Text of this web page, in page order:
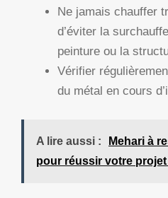
Ne jamais chauffer
d’éviter la
peinture ou la
Vérifier
du métal en cours
A lire aussi :
Mehari à
pour réussir votre